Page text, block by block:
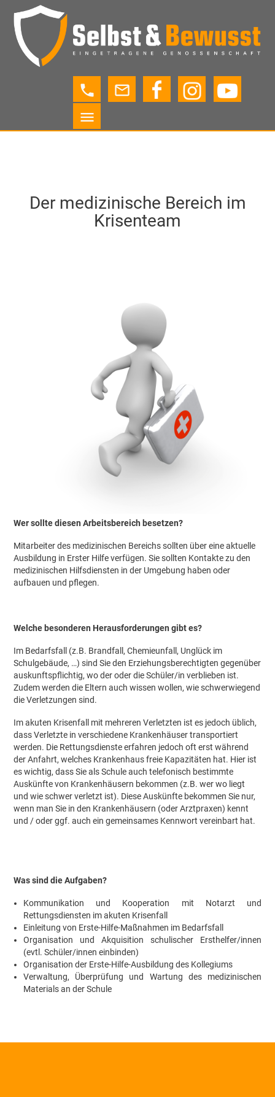
phone
mail_outline
menu
Der medizinische Bereich im
Krisenteam
Wer sollte diesen Arbeitsbereich besetzen?
Mitarbeiter des medizinischen Bereichs sollten über eine aktuelle
Ausbildung in Erster Hilfe verfügen. Sie sollten Kontakte zu den
medizinischen Hilfsdiensten in der Umgebung haben oder
aufbauen und pflegen.
Welche besonderen Herausforderungen gibt es?
Im Bedarfsfall (z.B. Brandfall, Chemieunfall, Unglück im
Schulgebäude, …) sind Sie den Erziehungsberechtigten gegenüber
auskunftspflichtig, wo der oder die Schüler/in verblieben ist.
Zudem werden die Eltern auch wissen wollen, wie schwerwiegend
die Verletzungen sind.
Im akuten Krisenfall mit mehreren Verletzten ist es jedoch üblich,
dass Verletzte in verschiedene Krankenhäuser transportiert
werden. Die Rettungsdienste erfahren jedoch oft erst während
der Anfahrt, welches Krankenhaus freie Kapazitäten hat. Hier ist
es wichtig, dass Sie als Schule auch telefonisch bestimmte
Auskünfte von Krankenhäusern bekommen (z.B. wer wo liegt
und wie schwer verletzt ist). Diese Auskünfte bekommen Sie nur,
wenn man Sie in den Krankenhäusern (oder Arztpraxen) kennt
und / oder ggf. auch ein gemeinsames Kennwort vereinbart hat.
Was sind die Aufgaben?
Kommunikation und Kooperation mit Notarzt und
Rettungsdiensten im akuten Krisenfall
Einleitung von Erste-Hilfe-Maßnahmen im Bedarfsfall
Organisation und Akquisition schulischer Ersthelfer/innen
(evtl. Schüler/innen einbinden)
Organisation der Erste-Hilfe-Ausbildung des Kollegiums
Verwaltung, Überprüfung und Wartung des medizinischen
Materials an der Schule